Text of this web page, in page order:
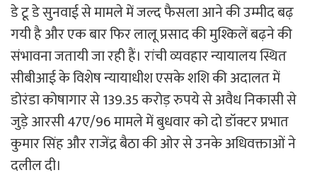
डे टू डे सुनवाई से मामले में जल्द फैसला आने की उम्मीद बढ़
गयी है और एक बार फिर लालू प्रसाद की मुश्किलें बढ़ने की
संभावना जतायी जा रही हैं। रांची व्यवहार न्यायालय स्थित
सीबीआई के विशेष न्यायाधीश एसके शशि की अदालत में
डोरंडा कोषागार से 139.35 करोड़ रुपये से अवैध निकासी से
जुड़े आरसी 47ए/96 मामले में बुधवार को दो डॉक्टर प्रभात
कुमार सिंह और राजेंद्र बैठा की ओर से उनके अधिवक्ताओं ने
दलील दी।